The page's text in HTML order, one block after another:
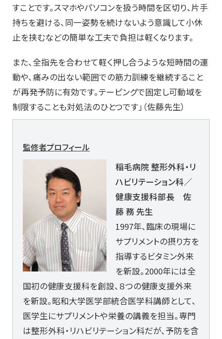
すことです。スマホやパソコンを扱う時間を区切り、片手
持ちを避ける、同一姿勢を続けないよう意識して小休
止を挟むなどの簡単な工夫で負担は軽くなります。
また、全指先を合わせて軽く押し合うような短時間の運
動や、痛みの出ない範囲での筋力訓練を継続すること
が再発予防に有効です。テーピングで固定し可動域を
制限することも対処法のひとつです」（佐藤先生）
監修者プロフィール
稲毛病院 整形外科・リ
ハビリテーション科／
健康支援科部長 佐
藤 務 先生
1997年、臨床の現場に
サプリメントの摂り方を
指導するビタミン外来
を新設。2000年には全
国初の健康支援科を創設、８つの健康支援外来
を新設。昭和大学医学部統合医学科講師として、
医学生にサプリメントや栄養の講義を担当。専門
は整形外科・リハビリテーション科だが、予防を含